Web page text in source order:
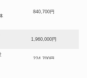
840,700円
1,960,000円
224,700円